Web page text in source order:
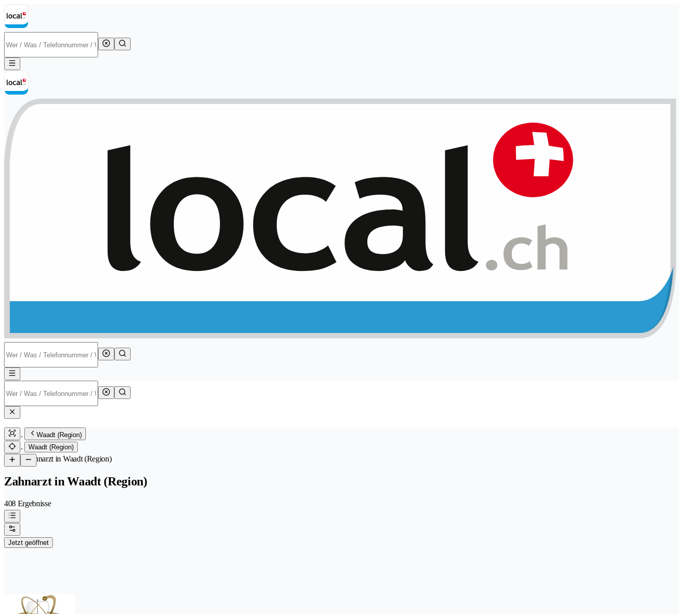
Waadt (Region)
Waadt (Region)
/Zahnarzt in Waadt (Region)
Zahnarzt in Waadt (Region)
408 Ergebnisse
Jetzt geöffnet